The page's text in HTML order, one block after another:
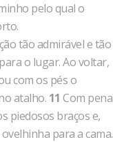
pelo qual o
tão admirável e tão
o lugar. Ao voltar,
com os pés o
atalho. 11 Com pena
piedosos braços e,
para a cama.